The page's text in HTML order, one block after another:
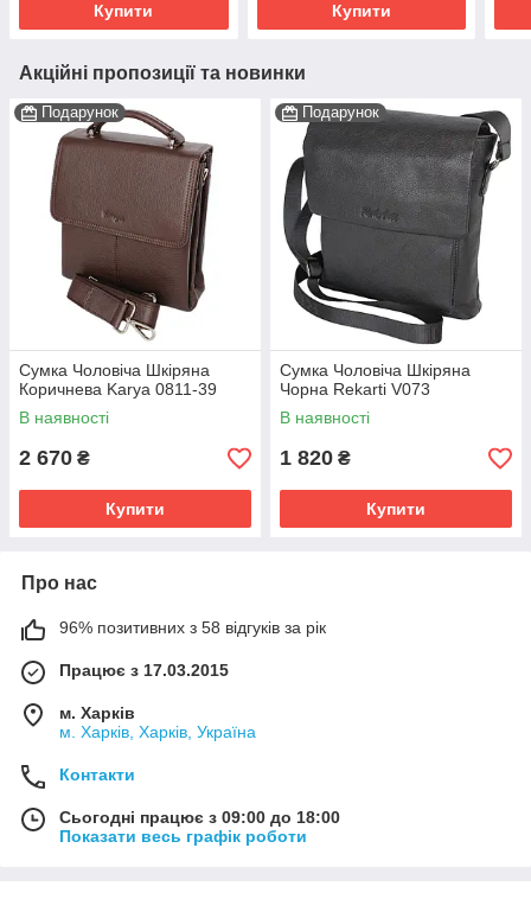
Купити Купити
Акційні пропозиції та новинки
Подарунок
Сумка Чоловіча Шкіряна
Коричнева Karya 0811-39
В наявності
2 670 ₴
Купити
Подарунок
Сумка Чоловіча Шкіряна
Чорна Rekarti V073
В наявності
1 820 ₴
Купити
Про нас
96% позитивних з 58 відгуків за рік
Працює з 17.03.2015
м. Харків
м. Харків, Харків, Україна
Контакти
Сьогодні працює з 09:00 до 18:00
Показати весь графік роботи